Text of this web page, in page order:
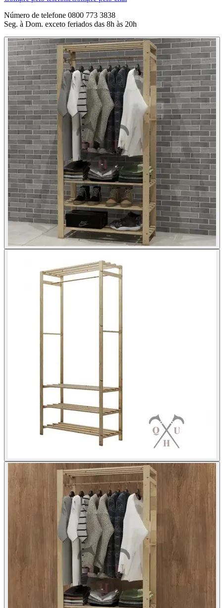
Número de telefone 0800 773 3838
Seg. à Dom. exceto feriados das 8h às 20h